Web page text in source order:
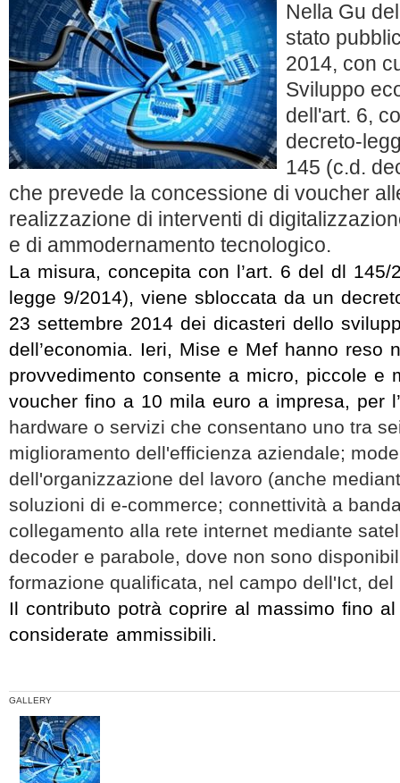
Nella Gu
stato
2014, con
Sviluppo
dell'art. 6,
decreto-
145 (c.d.
che prevede la concessione di voucher
realizzazione di interventi di
e di ammodernamento tecnologico.
La misura, concepita con l’art. 6 del dl 145/
legge 9/2014), viene sbloccata da un
23 settembre 2014 dei dicasteri dello
dell’economia. Ieri, Mise e Mef hanno reso
provvedimento consente a micro, piccole e
voucher fino a 10 mila euro a impresa, per
hardware o servizi che consentano uno tra
miglioramento dell'efficienza aziendale;
dell'organizzazione del lavoro (anche
soluzioni di e-commerce; connettività a
collegamento alla rete internet mediante
decoder e parabole, dove non sono
formazione qualificata, nel campo dell'Ict,
Il contributo potrà coprire al massimo fino
considerate ammissibili.
GALLERY